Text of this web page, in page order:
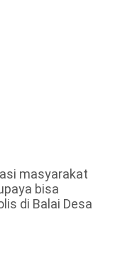
masyarakat
bisa
di Balai Desa